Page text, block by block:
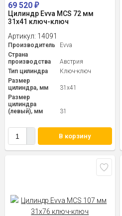
69 520 ₽
Цилиндр Evva MCS 72 мм
31x41 ключ-ключ
Артикул: 14091
Производитель
Evva
Страна
производства
Австрия
Тип цилиндра
Ключ-ключ
Размер
цилиндра, мм
31x41
Размер
цилиндра
(левый), мм
31
В корзину